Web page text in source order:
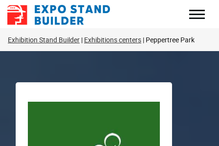
Skip
Exhibition Stand Builder Exhibitions centers Peppertree Park